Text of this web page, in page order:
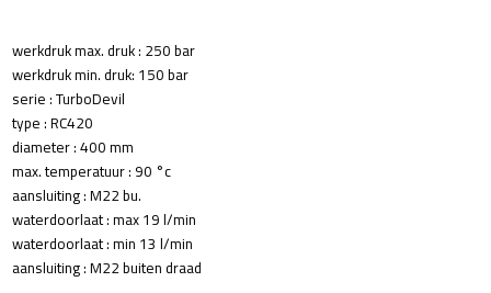
werkdruk max. druk : 250 bar
werkdruk min. druk: 150 bar
serie : TurboDevil
type : RC420
diameter : 400 mm
max. temperatuur : 90 °c
aansluiting : M22 bu.
waterdoorlaat : max 19 l/min
waterdoorlaat : min 13 l/min
aansluiting : M22 buiten draad